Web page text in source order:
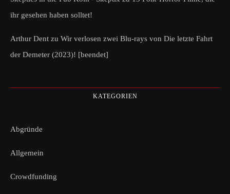
ihr gesehen haben solltet!
Arthur Dent zu Wir verlosen zwei Blu-rays von Die letzte Fahrt
der Demeter (2023)! [beendet]
KATEGORIEN
Abgründe
Allgemein
Crowdfunding